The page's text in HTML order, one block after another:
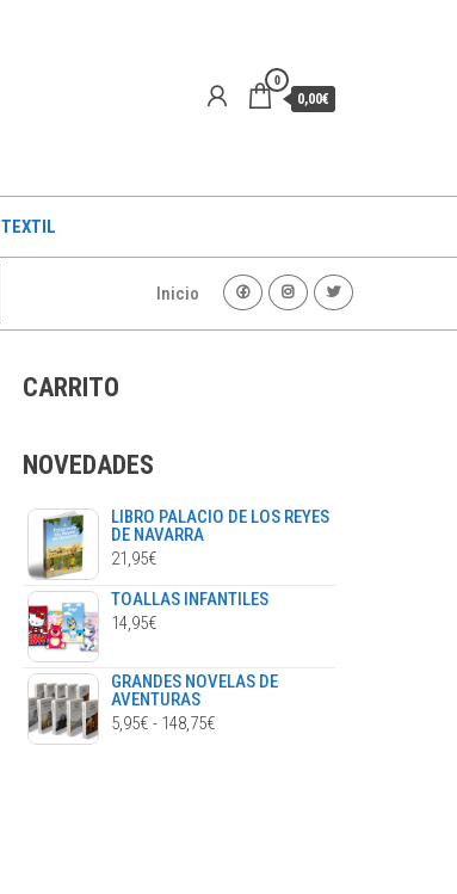
0
0,00€
TEXTIL
Inicio
CARRITO
NOVEDADES
LIBRO PALACIO DE LOS REYES
DE NAVARRA
21,95€
TOALLAS INFANTILES
14,95€
GRANDES NOVELAS DE
AVENTURAS
5,95€ - 148,75€RANGO